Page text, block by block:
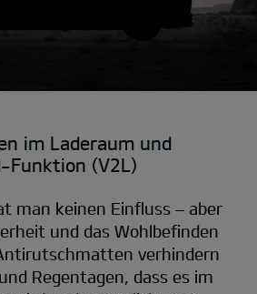
im Laderaum und
Funktion (V2L)
man keinen Einfluss – aber
und das Wohlbefinden
verhindern
Regentagen, dass es im